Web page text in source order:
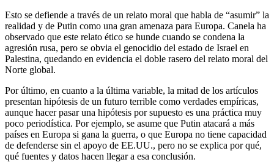
Esto se defiende a través de un relato moral que habla de “asumir” la
realidad y de Putin como una gran amenaza para Europa. Canela ha
observado que este relato ético se hunde cuando se condena la
agresión rusa, pero se obvia el genocidio del estado de Israel en
Palestina, quedando en evidencia el doble rasero del relato moral del
Norte global.
Por último, en cuanto a la última variable, la mitad de los artículos
presentan hipótesis de un futuro terrible como verdades empíricas,
aunque hacer pasar una hipótesis por supuesto es una práctica muy
poco periodística. Por ejemplo, se asume que Putin atacará a más
países en Europa si gana la guerra, o que Europa no tiene capacidad
de defenderse sin el apoyo de EE.UU., pero no se explica por qué,
qué fuentes y datos hacen llegar a esa conclusión.